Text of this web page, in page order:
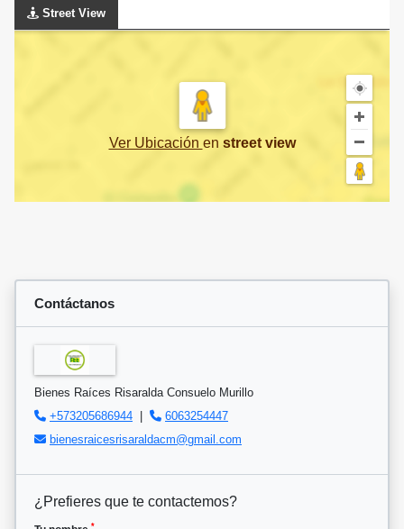
Street View
Ver Ubicación en street view
Contáctanos
Bienes Raíces Risaralda Consuelo Murillo
+573205686944 |
6063254447
bienesraicesrisaraldacm@gmail.com
¿Prefieres que te contactemos?
*